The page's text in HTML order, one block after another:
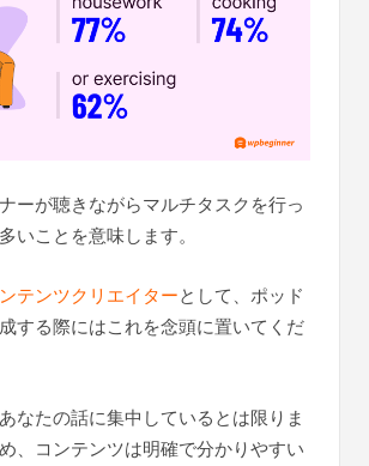
ーが聴きながらマルチタスクを行っ
いことを意味します。
テンツクリエイターとして、ポッド
する際にはこれを念頭に置いてくだ
なたの話に集中しているとは限りま
、コンテンツは明確で分かりやすい